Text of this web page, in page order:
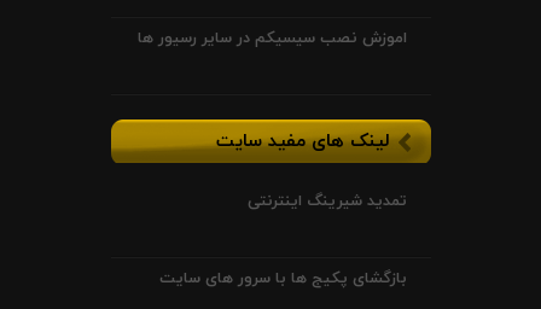
اموزش نصب سیسیکم در سایر رسیور ها
لینک های مفید سایت
تمدید شیرینگ اینترنتی
بازگشای پکیج ها با سرور های سایت